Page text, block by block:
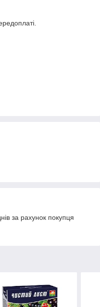
за рахунок покупця